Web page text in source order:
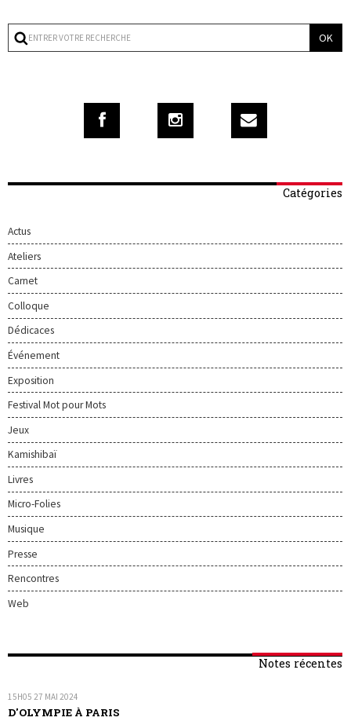
Catégories
Actus
Ateliers
Carnet
Colloque
Dédicaces
Événement
Exposition
Festival Mot pour Mots
Jeux
Kamishibaï
Livres
Micro-Folies
Musique
Presse
Rencontres
Web
Notes récentes
15H05 27 MAI 2024
D'OLYMPIE À PARIS